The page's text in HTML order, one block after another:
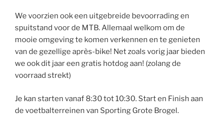
We voorzien ook een uitgebreide bevoorrading en
spuitstand voor de MTB. Allemaal welkom om de
mooie omgeving te komen verkennen en te genieten
van de gezellige après-bike! Net zoals vorig jaar bieden
we ook dit jaar een gratis hotdog aan! (zolang de
voorraad strekt)
Je kan starten vanaf 8:30 tot 10:30. Start en Finish aan
de voetbalterreinen van Sporting Grote Brogel.